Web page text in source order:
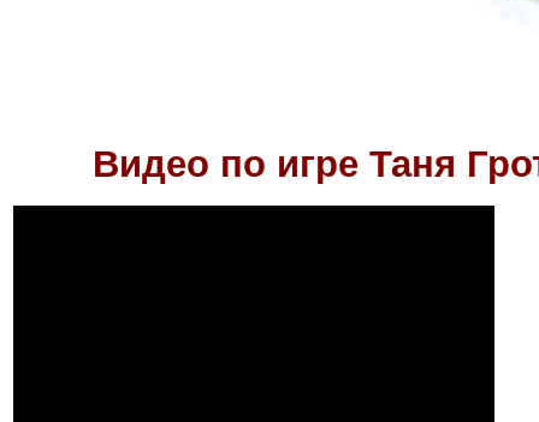
Видео по игре Таня